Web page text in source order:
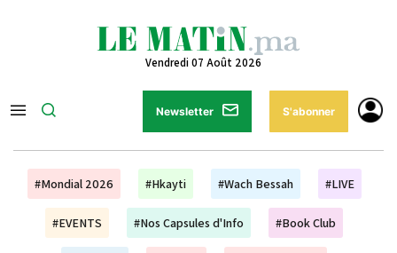
Vendredi 07 Août 2026
Newsletter S'abonner
#Mondial 2026 #Hkayti #Wach Bessah #LIVE
#EVENTS #Nos Capsules d'Info #Book Club